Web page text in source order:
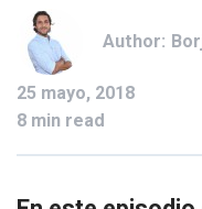
Author:
25 mayo, 2018
8 min read